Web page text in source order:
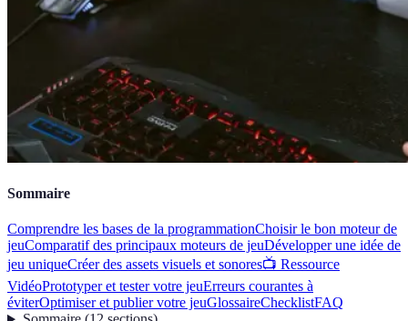
Sommaire
Comprendre les bases de la programmationChoisir le bon moteur de
jeuComparatif des principaux moteurs de jeuDévelopper une idée de
jeu uniqueCréer des assets visuels et sonores📺 Ressource
VidéoPrototyper et tester votre jeuErreurs courantes à
éviterOptimiser et publier votre jeuGlossaireChecklistFAQ